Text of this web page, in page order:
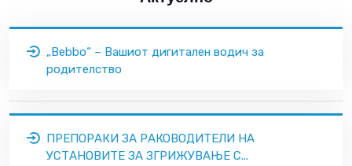
„Bebbo“ – Вашиот дигитален водич за
родителство
ПРЕПОРАКИ ЗА РАКОВОДИТЕЛИ НА
УСТАНОВИТЕ ЗА ЗГРИЖУВАЊЕ С...